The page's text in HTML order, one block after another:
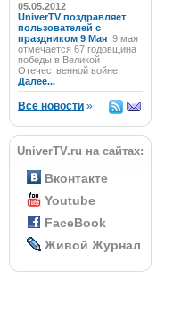
05.05.2012
UniverTV поздравляет
пользователей с
праздником 9 Мая 9 мая
отмечается 67 годовщина
победы в Великой
Отечественной войне.
Далее...
Все новости »
UniverTV.ru на сайтах:
Вконтакте
Youtube
FaceBook
Живой Журнал